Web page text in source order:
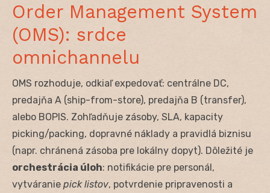
Order Management System
(OMS): srdce
omnichannelu
OMS rozhoduje, odkiaľ expedovať: centrálne DC,
predajňa A (ship-from-store), predajňa B (transfer),
alebo BOPIS. Zohľadňuje zásoby, SLA, kapacity
picking/packing, dopravné náklady a pravidlá biznisu
(napr. chránená zásoba pre lokálny dopyt). Dôležité je
orchestrácia úloh: notifikácie pre personál,
vytváranie pick listov, potvrdenie pripravenosti a